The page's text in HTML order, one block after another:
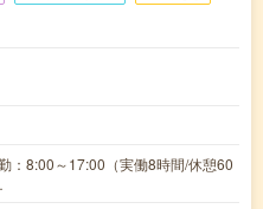
：8:00～17:00（実働8時間/休憩60